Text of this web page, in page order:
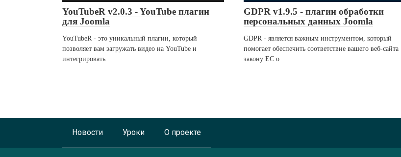
YouTubeR v2.0.3 - YouTube плагин
для Joomla
YouTubeR - это уникальный плагин, который
позволяет вам загружать видео на YouTube и
интегрировать
GDPR v1.9.5 - плагин обработки
персональных данных Joomla
GDPR - является важным инструментом, который
помогает обеспечить соответствие вашего веб-сайта
закону ЕС о
Новости Уроки О проекте